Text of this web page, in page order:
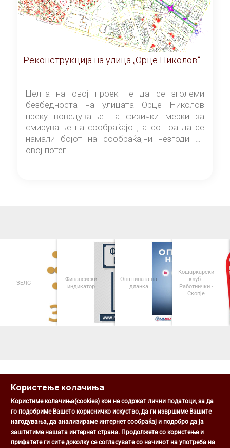
Реконструкција на улица „Орце Николов“
Целта на овој проект е да се зголеми
безбедноста на улицата Орце Николов
преку воведување на физички мерки за
смирување на сообраќајот, а со тоа да се
намали бојот на сообраќајни незгоди на
овој потег
ЗЕЛС
Финансиски
индикатор
Општината на
дланка
Кошаркарски
клуб -
Работнички -
Скопје
Општина Центар
Михаил Цоков бр. 1, Скопје
Користење колачиња
Користиме колачиња(cookies) кои не содржат лични податоци, за да
го подобриме Вашето корисничко искуство, да ги извршиме Вашите
нагодувања, да анализираме интернет сообраќај и подобро да ја
заштитиме нашата интернет страна. Продолжете со користење и
прифатете ги сите доколку се согласувате со начинот на употреба на